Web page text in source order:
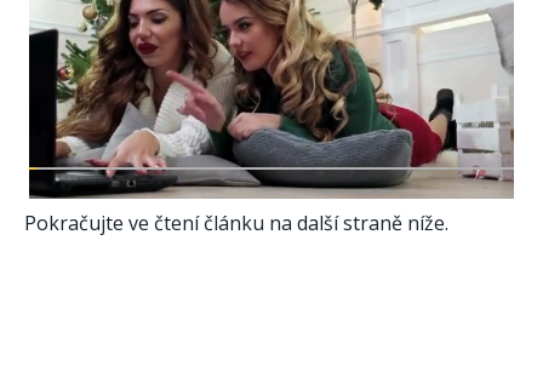
Pokračujte ve čtení článku na další straně níže.